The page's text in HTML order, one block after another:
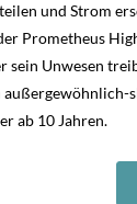
und Strom
Prometheus
sein Unwesen
außergewöhnlich-
ab 10 Jahren.